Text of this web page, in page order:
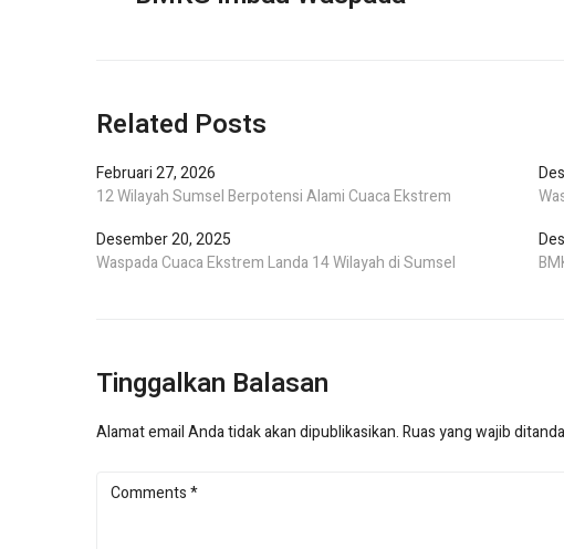
Related Posts
Februari 27, 2026
12 Wilayah Sumsel Berpotensi Alami Cuaca Ekstrem
Desember 20, 2025
Waspada Cuaca Ekstrem Landa 14 Wilayah di Sumsel
Tinggalkan Balasan
Alamat email Anda tidak akan dipublikasikan.Ruas yang wajib